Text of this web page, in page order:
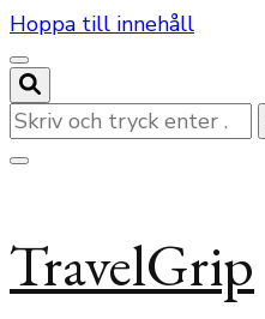
Hoppa till innehåll
Letar
du
efter
TravelGrip